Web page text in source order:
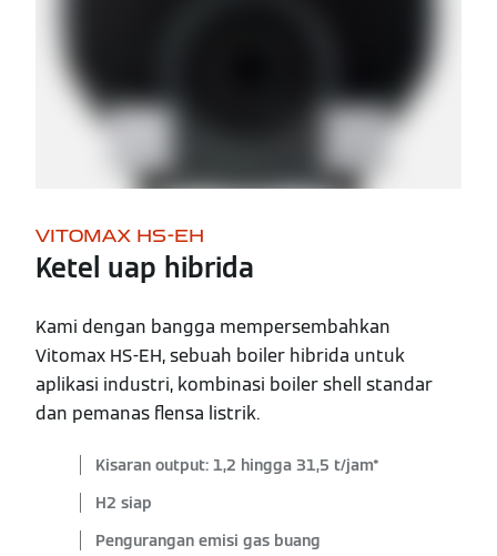
VITOMAX HS-EH
Ketel uap hibrida
Kami dengan bangga mempersembahkan
Vitomax HS-EH, sebuah boiler hibrida untuk
aplikasi industri, kombinasi boiler shell standar
dan pemanas flensa listrik.
Kisaran output: 1,2 hingga 31,5 t/jam*
H2 siap
Pengurangan emisi gas buang